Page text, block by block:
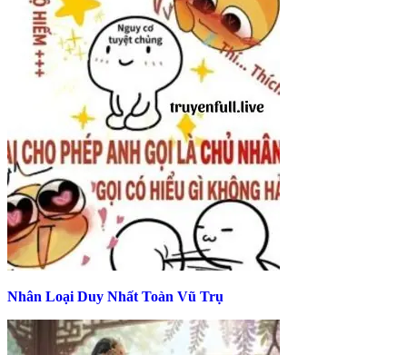
Nhân Loại Duy Nhất Toàn Vũ Trụ